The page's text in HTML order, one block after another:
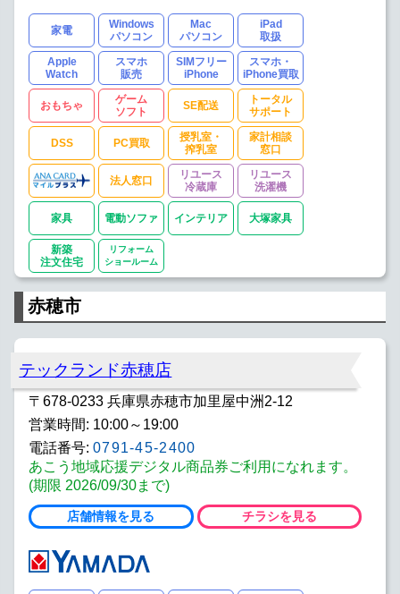
家電
Windows
パソコン
Mac
パソコン
iPad
取扱
Apple
Watch
スマホ
販売
SIMフリー
iPhone
スマホ・
iPhone買取
おもちゃ
ゲーム
ソフト
SE配送
トータル
サポート
DSS PC買取
授乳室・
搾乳室
家計相談
窓口
法人窓口
リユース
冷蔵庫
リユース
洗濯機
家具 電動ソファ インテリア 大塚家具
新築
注文住宅
リフォーム
ショールーム
赤穂市
テックランド赤穂店
〒678-0233 兵庫県赤穂市加里屋中洲2-12
営業時間: 10:00～19:00
電話番号: 0791-45-2400
あこう地域応援デジタル商品券ご利用になれます。
(期限 2026/09/30まで)
店舗情報を見る チラシを見る